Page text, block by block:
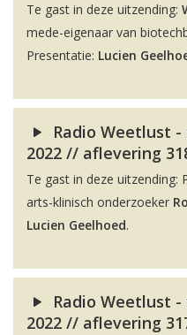
Te gast in deze uitzending:
mede-eigenaar van
Presentatie: Lucien
Radio Weetlust
2022 // aflevering
Te gast in deze uitzending:
arts-klinisch onderzoeker
Lucien Geelhoed.
Radio Weetlust
2022 // aflevering